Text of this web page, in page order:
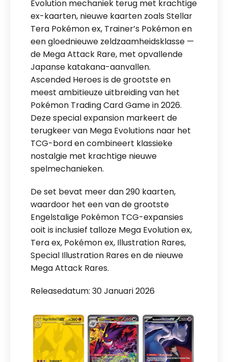
Evolution mechaniek terug met krachtige
ex-kaarten, nieuwe kaarten zoals Stellar
Tera Pokémon ex, Trainer’s Pokémon en
een gloednieuwe zeldzaamheidsklasse —
de Mega Attack Rare, met opvallende
Japanse katakana-aanvallen.
Ascended Heroes is de grootste en
meest ambitieuze uitbreiding van het
Pokémon Trading Card Game in 2026.
Deze special expansion markeert de
terugkeer van Mega Evolutions naar het
TCG-bord en combineert klassieke
nostalgie met krachtige nieuwe
spelmechanieken.
De set bevat meer dan 290 kaarten,
waardoor het een van de grootste
Engelstalige Pokémon TCG-expansies
ooit is inclusief talloze Mega Evolution ex,
Tera ex, Pokémon ex, Illustration Rares,
Special Illustration Rares en de nieuwe
Mega Attack Rares.
Releasedatum: 30 Januari 2026